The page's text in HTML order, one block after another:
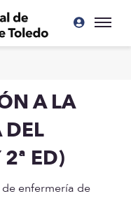
A LA
ED)
enfermería de